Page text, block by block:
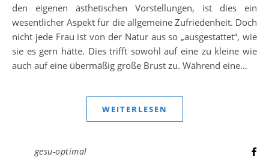
den eigenen ästhetischen Vorstellungen, ist dies ein
wesentlicher Aspekt für die allgemeine Zufriedenheit. Doch
nicht jede Frau ist von der Natur aus so „ausgestattet“, wie
sie es gern hätte. Dies trifft sowohl auf eine zu kleine wie
auch auf eine übermäßig große Brust zu. Während eine…
WEITERLESEN
gesu-optimal